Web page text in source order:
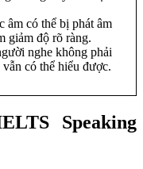
âm có thể bị phát âm
giảm độ rõ ràng.
nghe không phải
có thể hiểu được.
Speaking